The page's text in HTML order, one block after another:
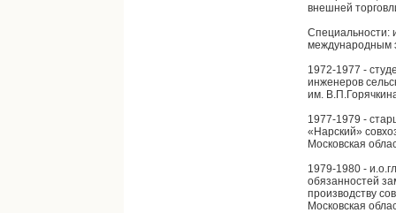
внешней
Специальности:
международным
1972-1977 -
инженеров
им.
1977-1979 -
«Нарский»
Московская
1979-1980 -
обязанностей
производству
Московская